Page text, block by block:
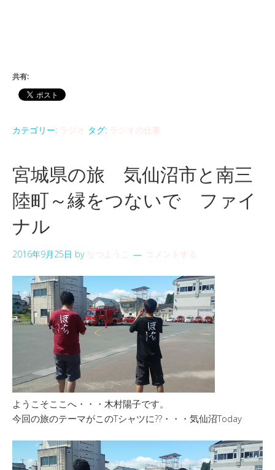
共有:
カテゴリー: ラジオ タグ: ラジオの仕事
宮城県の旅 気仙沼市と南三
陸町～縁をつないで ファイ
ナル
2016年9月25日 by なつようこ コメントする
ようこそここへ・・・木村陽子です。
今回の旅のテーマがこのTシャツに??・・・気仙沼Today